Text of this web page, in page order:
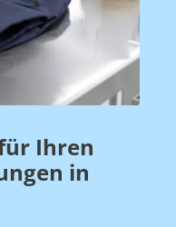
Ihren
in